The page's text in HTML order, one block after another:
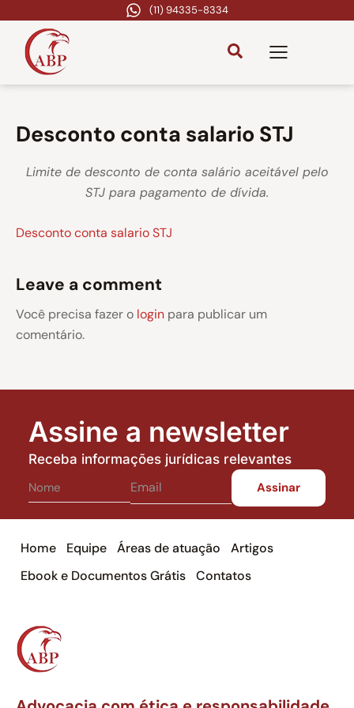
(11) 94335-8334
Desconto conta salario STJ
Limite de desconto de conta salário aceitável pelo
STJ para pagamento de dívida.
Desconto conta salario STJ
Leave a comment
Você precisa fazer o login para publicar um
comentário.
Assine a newsletter
Receba informações jurídicas relevantes
Home Equipe Áreas de atuação
Artigos
Ebook e Documentos Grátis
Contatos